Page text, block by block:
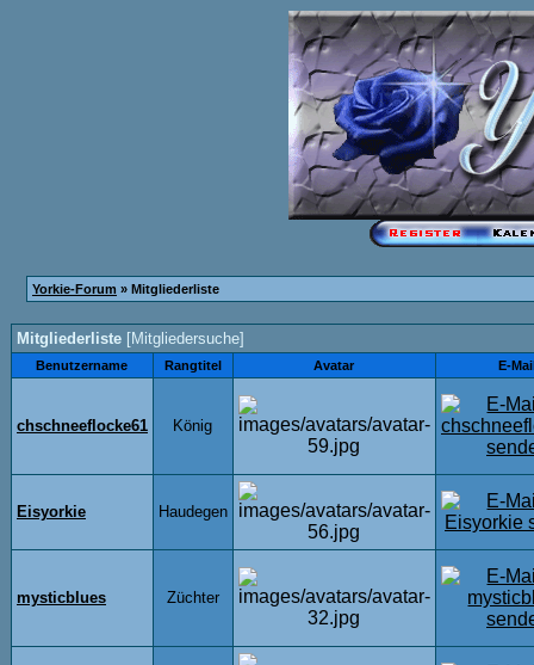
Yorkie-Forum » Mitgliederliste
Mitgliederliste [Mitgliedersuche]
Benutzername Rangtitel Avatar E-
chschneeflocke61 König
Eisyorkie Haudegen
mysticblues Züchter